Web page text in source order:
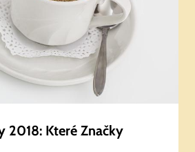
2018: Které Značky